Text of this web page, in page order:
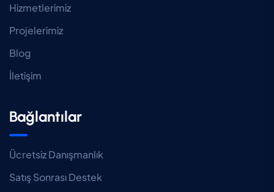
Hizmetlerimiz
Projelerimiz
Blog
İletişim
Bağlantılar
Ücretsiz Danışmanlık
Satış Sonrası Destek